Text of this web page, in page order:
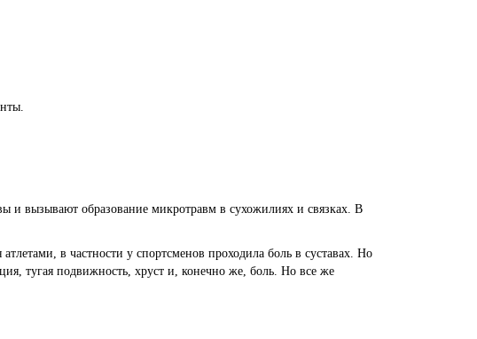
и вызывают образование микротравм в сухожилиях и связках. В
в частности у спортсменов проходила боль в суставах. Но
тугая подвижность, хруст и, конечно же, боль. Но все же